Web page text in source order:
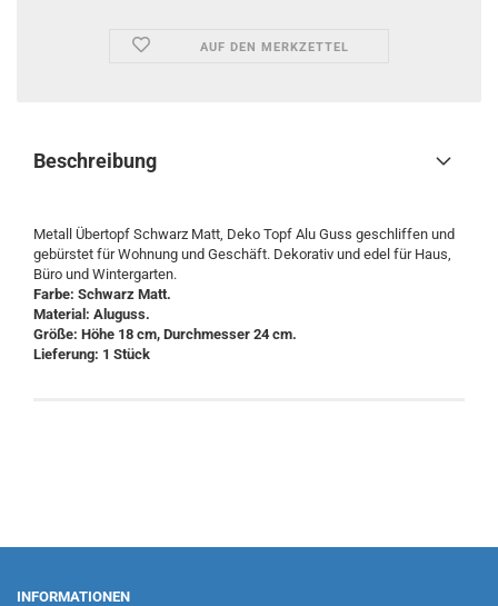
AUF DEN MERKZETTEL
Beschreibung
Metall Übertopf Schwarz Matt, Deko Topf Alu Guss geschliffen und
gebürstet für Wohnung und Geschäft. Dekorativ und edel für Haus,
Büro und Wintergarten.
Farbe: Schwarz Matt.
Material: Aluguss.
Größe: Höhe 18 cm, Durchmesser 24 cm.
Lieferung: 1 Stück
INFORMATIONEN